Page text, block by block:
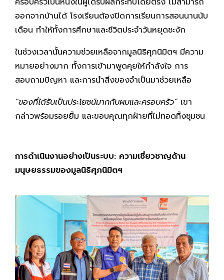
ออกจากบ้านได้ โรงเรียนต้องปิดการเรียนการสอนนานนับ
เดือน ทำให้ทั้งการศึกษาและชีวิตประจำวันหยุดชะงัก
ในช่วงเวลานั้นความช่วยเหลือจากมูลนิธิศุภนิมิตฯ มีความ
หมายอย่างมาก ทั้งการเข้ามาพูดคุยให้กำลังใจ การ
สอบถามปัญหา และการนำสิ่งของจำเป็นมาช่วยเหลือ
“ของที่ได้รับเป็นประโยชน์มากกับผมและครอบครัว”เขา
กล่าวพร้อมรอยยิ้ม และขอบคุณทุกฝ่ายที่ไม่ทอดทิ้งชุมชน
การดำเนินงานอย่างเป็นระบบ: ความเชี่ยวชาญด้าน
มนุษยธรรมของมูลนิธิศุภนิมิตฯ